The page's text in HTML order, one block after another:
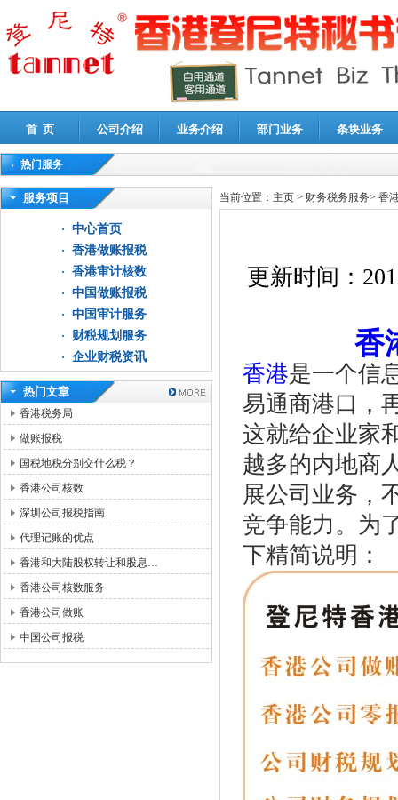
首 页 公司介绍 业务介绍 部门业务 条块业务
热门服务
高新技术企业认定审计|企业所得税汇算清缴申报鉴证
服务项目
中心首页
香港做账报税
香港审计核数
中国做账报税
中国审计服务
财税规划服务
企业财税资讯
热门文章
香港税务局
做账报税
国税地税分别交什么税？
香港公司核数
深圳公司报税指南
代理记账的优点
香港和大陆股权转让和股息…
香港公司核数服务
香港公司做账
中国公司报税
当前位置： 主页 > 财务税务服务> 香
更新时间：
香
香港是一个信
易通商港口，
这就给企业家
越多的内地商
展公司业务，
竞争能力。为
下精简说明：